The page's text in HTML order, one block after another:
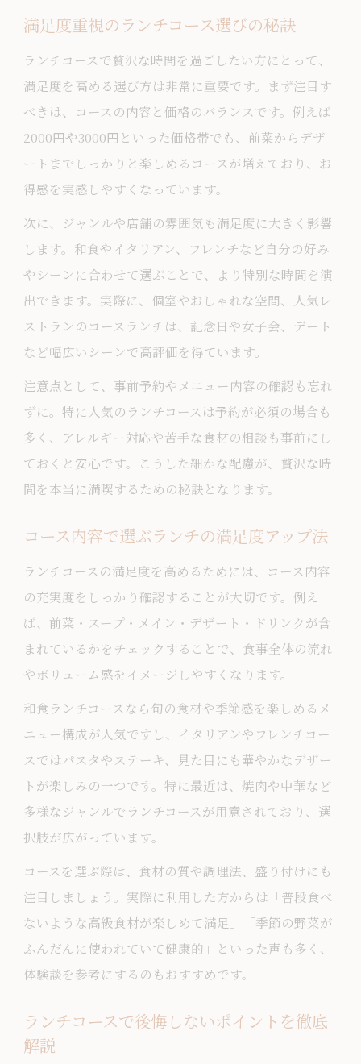
満足度重視のランチコース選びの秘訣
ランチコースで贅沢な時間を過ごしたい方にとって、
満足度を高める選び方は非常に重要です。まず注目す
べきは、コースの内容と価格のバランスです。例えば
2000円や3000円といった価格帯でも、前菜からデザ
ートまでしっかりと楽しめるコースが増えており、お
得感を実感しやすくなっています。
次に、ジャンルや店舗の雰囲気も満足度に大きく影響
します。和食やイタリアン、フレンチなど自分の好み
やシーンに合わせて選ぶことで、より特別な時間を演
出できます。実際に、個室やおしゃれな空間、人気レ
ストランのコースランチは、記念日や女子会、デート
など幅広いシーンで高評価を得ています。
注意点として、事前予約やメニュー内容の確認も忘れ
ずに。特に人気のランチコースは予約が必須の場合も
多く、アレルギー対応や苦手な食材の相談も事前にし
ておくと安心です。こうした細かな配慮が、贅沢な時
間を本当に満喫するための秘訣となります。
コース内容で選ぶランチの満足度アップ法
ランチコースの満足度を高めるためには、コース内容
の充実度をしっかり確認することが大切です。例え
ば、前菜・スープ・メイン・デザート・ドリンクが含
まれているかをチェックすることで、食事全体の流れ
やボリューム感をイメージしやすくなります。
和食ランチコースなら旬の食材や季節感を楽しめるメ
ニュー構成が人気ですし、イタリアンやフレンチコー
スではパスタやステーキ、見た目にも華やかなデザー
トが楽しみの一つです。特に最近は、焼肉や中華など
多様なジャンルでランチコースが用意されており、選
択肢が広がっています。
コースを選ぶ際は、食材の質や調理法、盛り付けにも
注目しましょう。実際に利用した方からは「普段食べ
ないような高級食材が楽しめて満足」「季節の野菜が
ふんだんに使われていて健康的」といった声も多く、
体験談を参考にするのもおすすめです。
ランチコースで後悔しないポイントを徹底
解説